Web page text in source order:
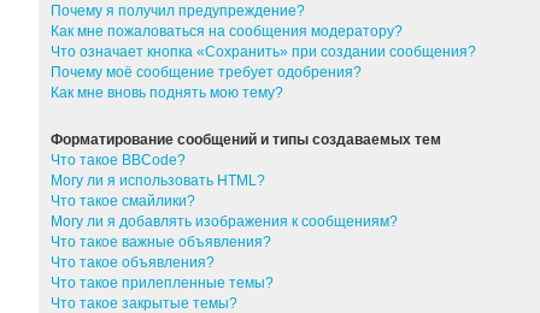
Почему я получил предупреждение?
Как мне пожаловаться на сообщения модератору?
Что означает кнопка «Сохранить» при создании сообщения?
Почему моё сообщение требует одобрения?
Как мне вновь поднять мою тему?
Форматирование сообщений и типы создаваемых тем
Что такое BBCode?
Могу ли я использовать HTML?
Что такое смайлики?
Могу ли я добавлять изображения к сообщениям?
Что такое важные объявления?
Что такое объявления?
Что такое прилепленные темы?
Что такое закрытые темы?